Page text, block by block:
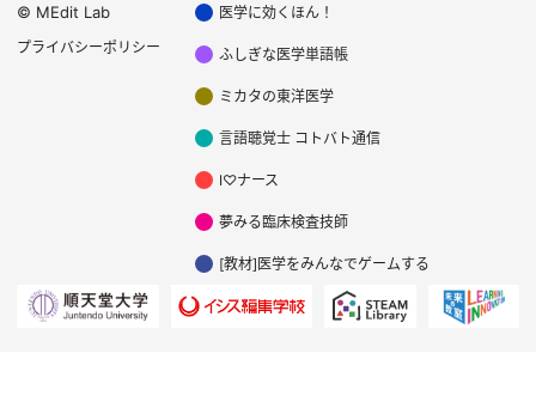
© MEdit Lab
プライバシーポリシー
医学に効くほん！
ふしぎな医学単語帳
ミカタの東洋医学
言語聴覚士 コトバト通信
I♡ナース
夢みる臨床検査技師
[教材]医学をみんなでゲームする